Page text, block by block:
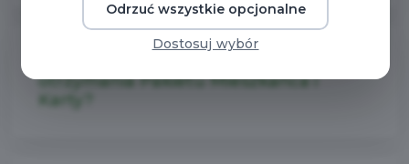
otrzymania Pakietu Mieszkańca i
Karty?
Odrzuć wszystkie opcjonalne
Dostosuj wybór